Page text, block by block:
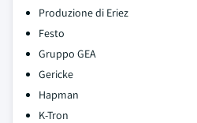
Produzione di Eriez
Festo
Gruppo GEA
Gericke
Hapman
K-Tron